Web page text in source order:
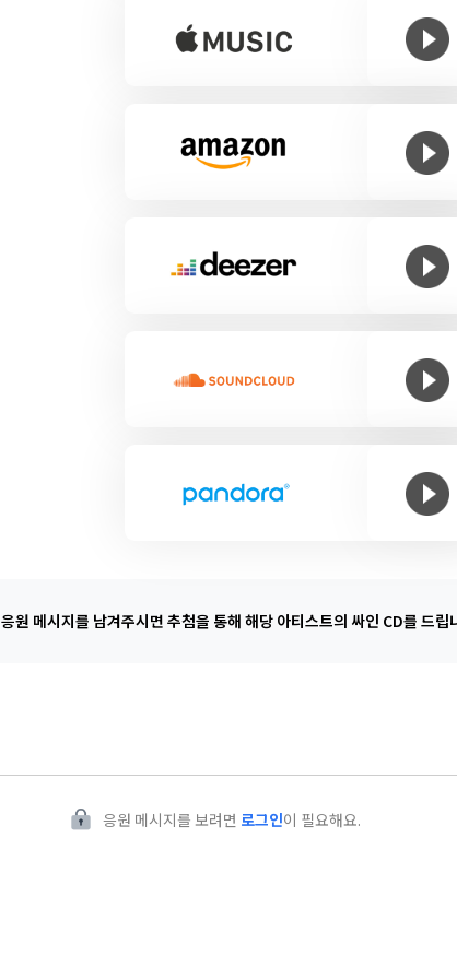
응원 메시지를 남겨주시면 추첨을 통해 해당 아티스트의 싸인 CD를 드립
응원 메시지를 보려면 로그인이 필요해요.